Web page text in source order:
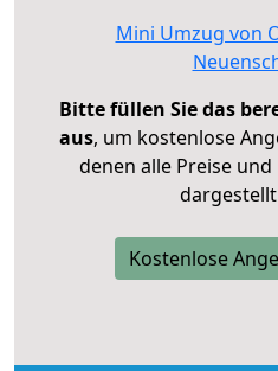
Mini Umzug von
Bitte füllen Sie das
aus, um kostenlose
denen alle Preise
Kostenlose